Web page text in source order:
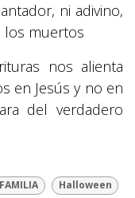
ni adivino,
los muertos
nos alienta
en Jesús y no en
del verdadero
FAMILIA
Halloween